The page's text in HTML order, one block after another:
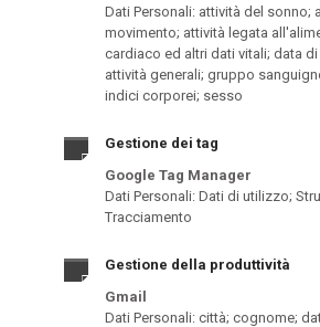
Dati Personali: attività del sonno;
movimento; attività legata
cardiaco ed altri dati vitali; data
attività generali; gruppo
indici corporei; sesso
Gestione dei tag
Google Tag Manager
Dati Personali: Dati di utilizzo;
Tracciamento
Gestione della produttività
Gmail
Dati Personali: città; cognome;